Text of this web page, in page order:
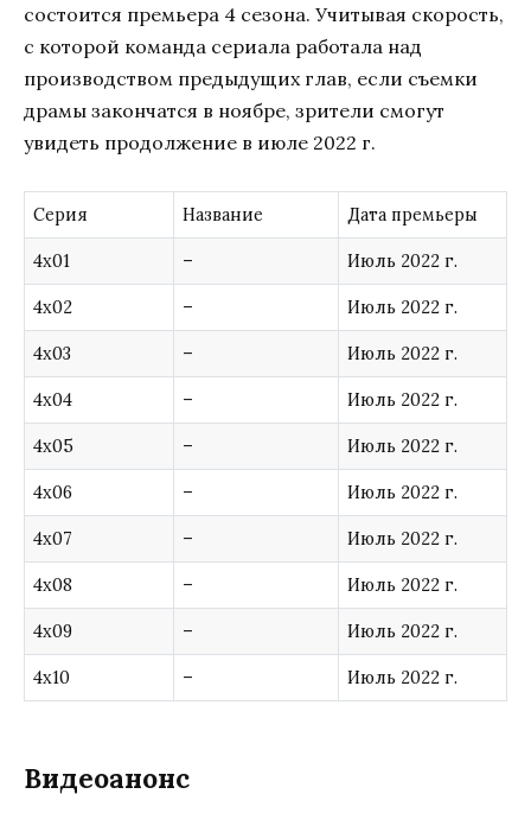
состоится премьера 4 сезона. Учитывая скорость,
с которой команда сериала работала над
производством предыдущих глав, если съемки
драмы закончатся в ноябре, зрители смогут
увидеть продолжение в июле 2022 г.
Серия Название Дата премьеры
4х01 – Июль 2022 г.
4х02 – Июль 2022 г.
4х03 – Июль 2022 г.
4х04 – Июль 2022 г.
4х05 – Июль 2022 г.
4х06 – Июль 2022 г.
4х07 – Июль 2022 г.
4х08 – Июль 2022 г.
4х09 – Июль 2022 г.
4х10 – Июль 2022 г.
Видеоанонс